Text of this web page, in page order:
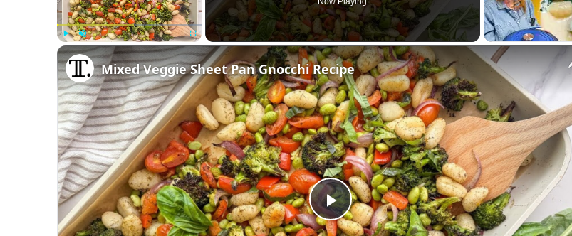
Unmute Fullscreen
Play
Mixed Veggie Sheet Pan Gnocchi Recipe